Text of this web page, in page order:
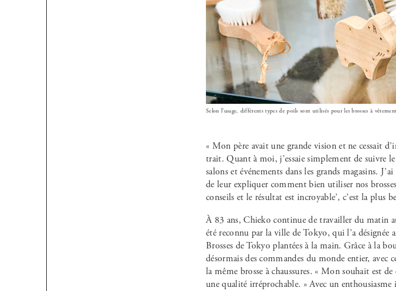
Selon l’usage, différents types de poils sont utilisés pour les brosses à
« Mon père avait une grande vision et ne cessait
trait. Quant à moi, j’essaie simplement de suivre
salons et événements dans les grands magasins.
de leur expliquer comment bien utiliser nos
conseils et le résultat est incroyable’, c’est la plus
À 83 ans, Chieko continue de travailler du matin
été reconnu par la ville de Tokyo, qui l’a désignée
Brosses de Tokyo plantées à la main. Grâce à la
désormais des commandes du monde entier, avec
la même brosse à chaussures. « Mon souhait est
une qualité irréprochable. » Avec un